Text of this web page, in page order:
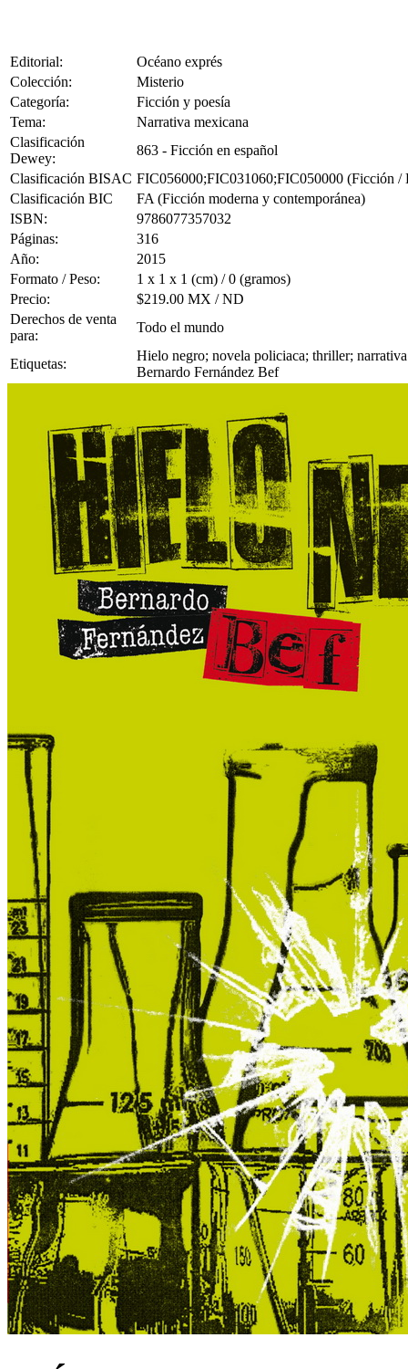
Editorial:
Océano exprés
Colección:
Misterio
Categoría:
Ficción y poesía
Tema:
Narrativa mexicana
Clasificación
Dewey:
863 - Ficción en español
Clasificación BISAC FIC056000;FIC031060;FIC050000 (Ficción
Clasificación BIC
FA (Ficción moderna y contemporánea)
ISBN:
9786077357032
Páginas:
316
Año:
2015
Formato / Peso:
1 x 1 x 1 (cm) / 0 (gramos)
Precio:
$219.00 MX / ND
Derechos de venta
para:
Todo el mundo
Etiquetas:
Hielo negro; novela policiaca; thriller;
Bernardo Fernández Bef